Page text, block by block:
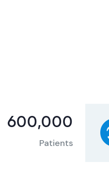
600,000
Patients